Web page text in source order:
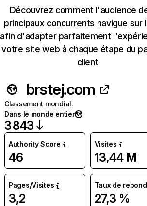
Découvrez comment l'audience
principaux concurrents navigue sur
afin d'adapter parfaitement
votre site web à chaque étape du
client
brstej.com
Classement mondial:
Dans le monde entier
3 843
Authority Score
46
Visites
13,44 M
Pages/Visites
3,2
Taux de rebond
27,3 %